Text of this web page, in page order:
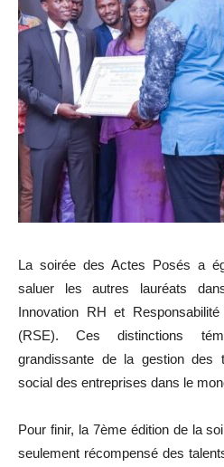
La soirée des Actes Posés a
saluer les autres lauréats
Innovation RH et
(RSE). Ces distinctions
grandissante de la gestion des
social des entreprises dans le
Pour finir, la 7ème édition de la
seulement récompensé des